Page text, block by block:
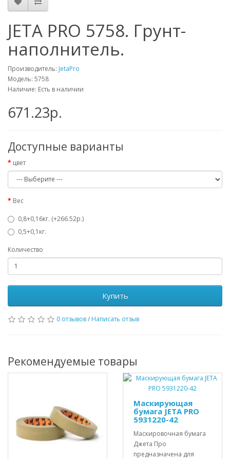
JETA PRO 5758. Грунт-
наполнитель.
Производитель: JetaPro
Модель: 5758
Наличие: Есть в наличии
671.23р.
Доступные варианты
цвет
Вес
0,8+0,16кг. (+266.52р.)
0,5+0,1кг.
Количество
Купить
0 отзывов/ Написать отзыв
Рекомендуемые товары
Маскирующая
бумага JETA PRO
5931220-42
Маскировочная бумага
Джета Про
предназначена для